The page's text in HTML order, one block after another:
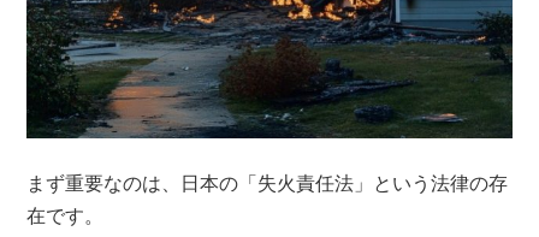
まず重要なのは、日本の「失火責任法」という法律の存
在です。